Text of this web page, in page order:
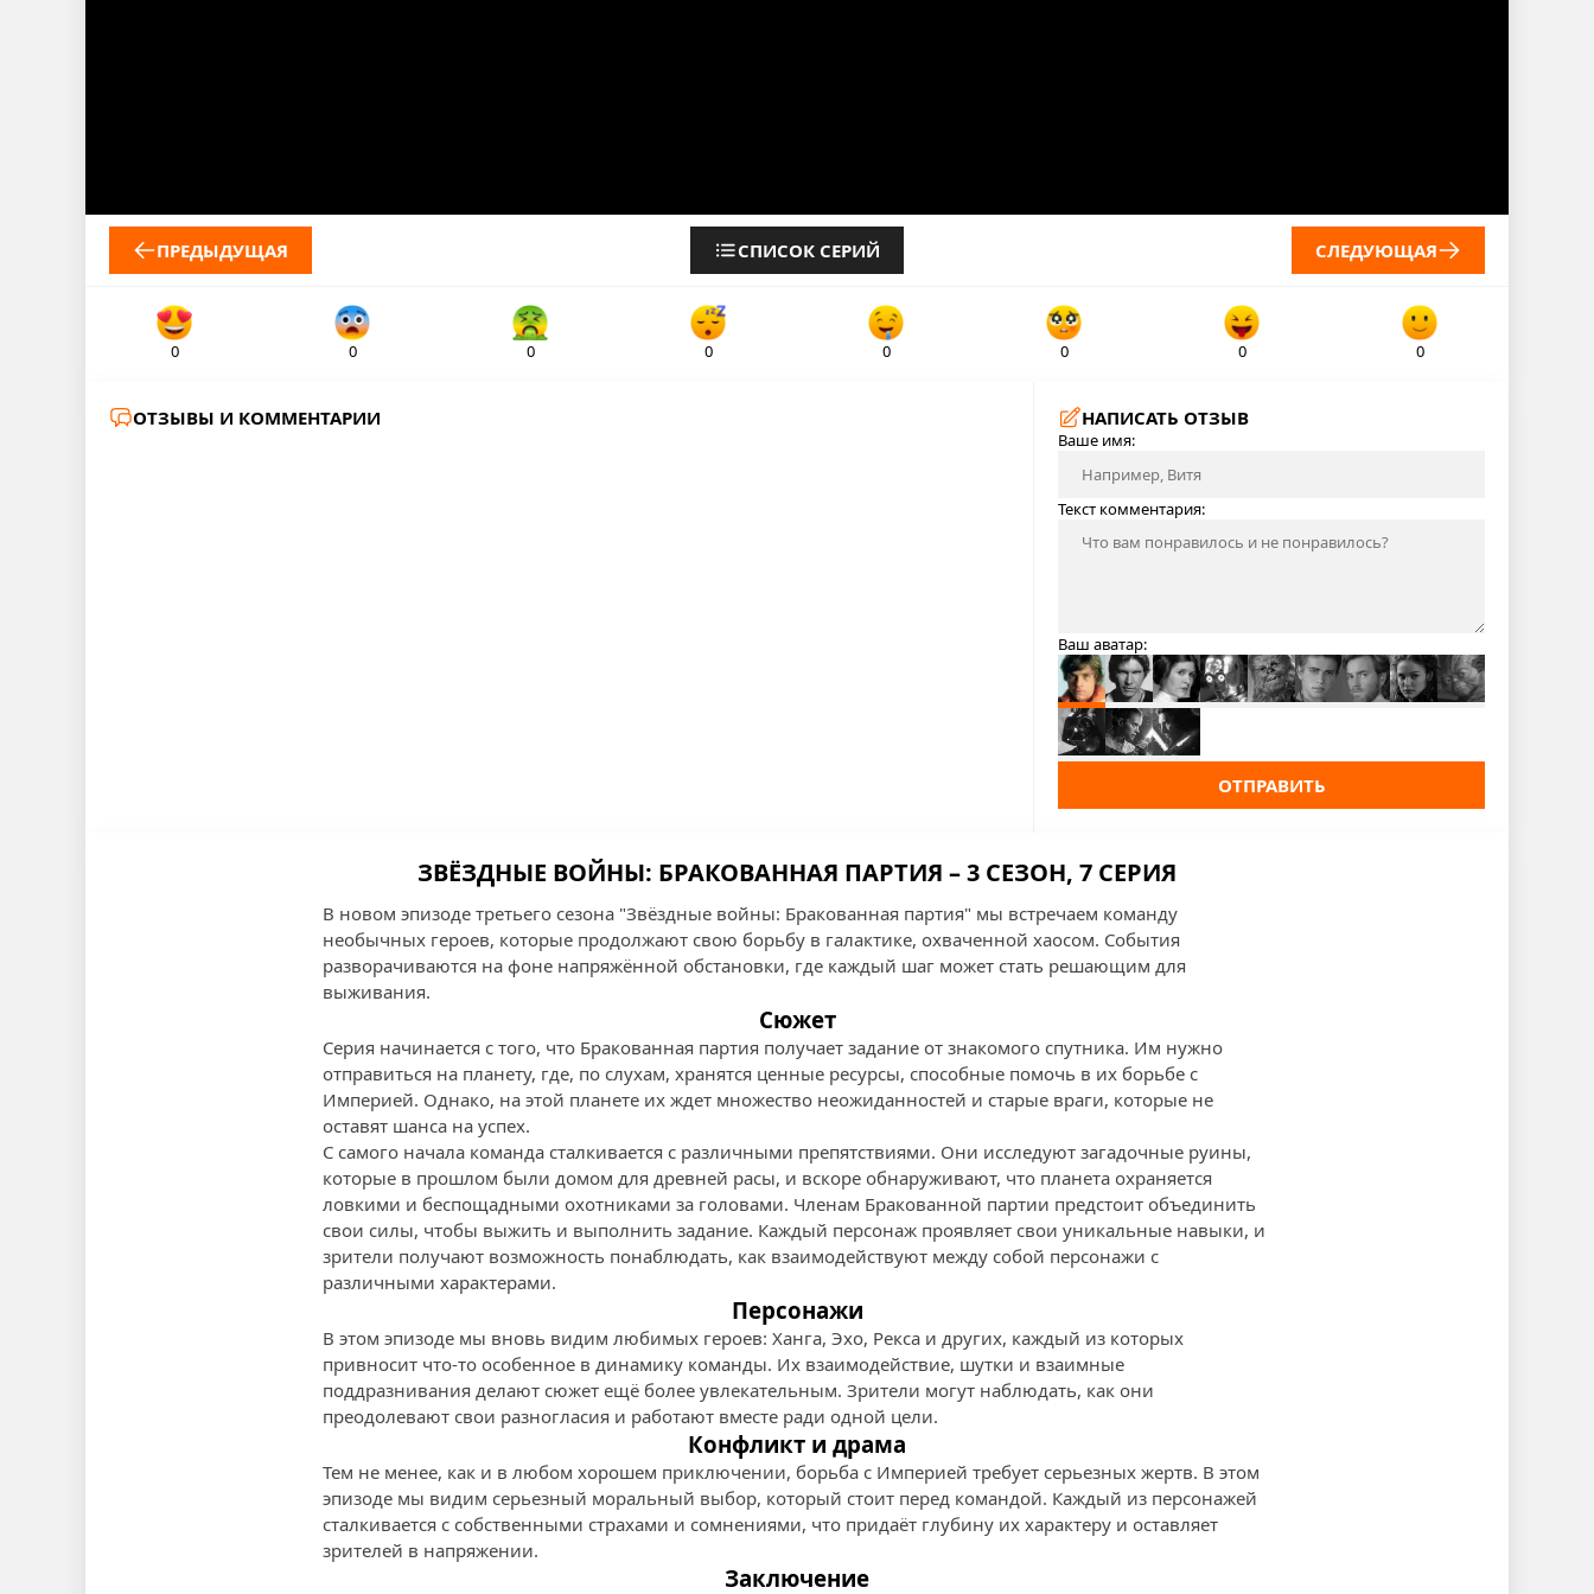
ПРЕДЫДУЩАЯ СПИСОК СЕРИЙ СЛЕДУЮЩАЯ
0 0 0 0 0 0 0 0
ОТЗЫВЫ И КОММЕНТАРИИ НАПИСАТЬ ОТЗЫВ
Ваше имя:
Текст комментария:
Ваш аватар:
ОТПРАВИТЬ
ЗВЁЗДНЫЕ ВОЙНЫ: БРАКОВАННАЯ ПАРТИЯ – 3 СЕЗОН, 7 СЕРИЯ
В новом эпизоде третьего сезона "Звёздные войны: Бракованная партия" мы встречаем команду
необычных героев, которые продолжают свою борьбу в галактике, охваченной хаосом. События
разворачиваются на фоне напряжённой обстановки, где каждый шаг может стать решающим для
выживания.
Сюжет
Серия начинается с того, что Бракованная партия получает задание от знакомого спутника. Им нужно
отправиться на планету, где, по слухам, хранятся ценные ресурсы, способные помочь в их борьбе с
Империей. Однако, на этой планете их ждет множество неожиданностей и старые враги, которые не
оставят шанса на успех.
С самого начала команда сталкивается с различными препятствиями. Они исследуют загадочные руины,
которые в прошлом были домом для древней расы, и вскоре обнаруживают, что планета охраняется
ловкими и беспощадными охотниками за головами. Членам Бракованной партии предстоит объединить
свои силы, чтобы выжить и выполнить задание. Каждый персонаж проявляет свои уникальные навыки, и
зрители получают возможность понаблюдать, как взаимодействуют между собой персонажи с
различными характерами.
Персонажи
В этом эпизоде мы вновь видим любимых героев: Ханга, Эхо, Рекса и других, каждый из которых
привносит что-то особенное в динамику команды. Их взаимодействие, шутки и взаимные
поддразнивания делают сюжет ещё более увлекательным. Зрители могут наблюдать, как они
преодолевают свои разногласия и работают вместе ради одной цели.
Конфликт и драма
Тем не менее, как и в любом хорошем приключении, борьба с Империей требует серьезных жертв. В этом
эпизоде мы видим серьезный моральный выбор, который стоит перед командой. Каждый из персонажей
сталкивается с собственными страхами и сомнениями, что придаёт глубину их характеру и оставляет
зрителей в напряжении.
Заключение